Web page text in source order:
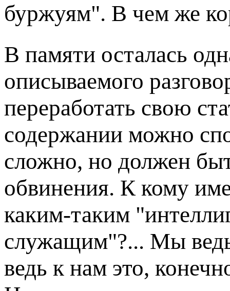
буржуям". В чем же
В памяти осталась
описываемого
переработать свою
содержании можно
сложно, но должен
обвинения. К кому
каким-таким
служащим"?... Мы
ведь к нам это,